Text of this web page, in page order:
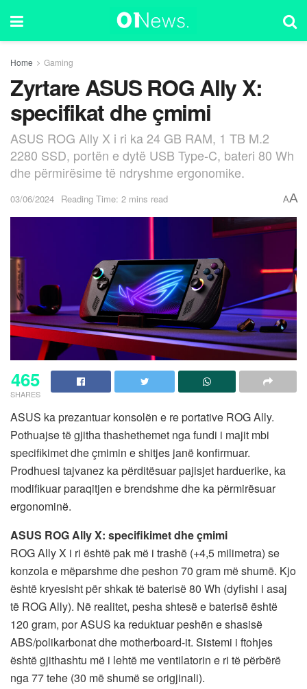
Home Gaming
Zyrtare ASUS ROG Ally X:
specifikat dhe çmimi
ASUS ROG Ally X i ri ka 24 GB RAM, 1 TB M.2
2280 SSD, portën e dytë USB Type-C, bateri 80 Wh
dhe përmirësime të ndryshme ergonomike.
03/06/2024 Reading Time: 2 mins read AA
465
SHARES
ASUS ka prezantuar konsolën e re portative ROG Ally.
Pothuajse të gjitha thashethemet nga fundi i majit mbi
specifikimet dhe çmimin e shitjes janë konfirmuar.
Prodhuesi tajvanez ka përditësuar pajisjet harduerike, ka
modifikuar paraqitjen e brendshme dhe ka përmirësuar
ergonominë.
ASUS ROG Ally X: specifikimet dhe çmimi
ROG Ally X i ri është pak më i trashë (+4,5 milimetra) se
konzola e mëparshme dhe peshon 70 gram më shumë. Kjo
është kryesisht për shkak të baterisë 80 Wh (dyfishi i asaj
të ROG Ally). Në realitet, pesha shtesë e baterisë është
120 gram, por ASUS ka reduktuar peshën e shasisë
ABS/polikarbonat dhe motherboard-it. Sistemi i ftohjes
është gjithashtu më i lehtë me ventilatorin e ri të përbërë
nga 77 tehe (30 më shumë se origjinali).